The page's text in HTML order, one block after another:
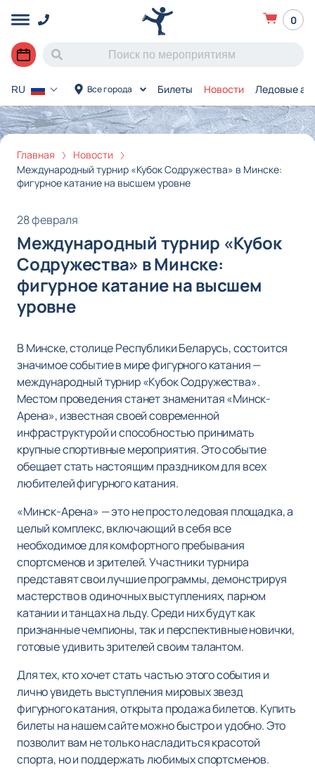
0
Все города Билеты Новости Ледовые
RU
Главная
Новости
Международный турнир «Кубок Содружества» в Минске:
фигурное катание на высшем уровне
28 февраля
Международный турнир «Кубок
Содружества» в Минске:
фигурное катание на высшем
уровне
В Минске, столице Республики Беларусь, состоится
значимое событие в мире фигурного катания —
международный турнир «Кубок Содружества».
Местом проведения станет знаменитая «Минск-
Арена», известная своей современной
инфраструктурой и способностью принимать
крупные спортивные мероприятия. Это событие
обещает стать настоящим праздником для всех
любителей фигурного катания.
«Минск-Арена» — это не просто ледовая площадка, а
целый комплекс, включающий в себя все
необходимое для комфортного пребывания
спортсменов и зрителей. Участники турнира
представят свои лучшие программы, демонстрируя
мастерство в одиночных выступлениях, парном
катании и танцах на льду. Среди них будут как
признанные чемпионы, так и перспективные новички,
готовые удивить зрителей своим талантом.
Для тех, кто хочет стать частью этого события и
лично увидеть выступления мировых звезд
фигурного катания, открыта продажа билетов. Купить
билеты на нашем сайте можно быстро и удобно. Это
позволит вам не только насладиться красотой
спорта, но и поддержать любимых спортсменов.